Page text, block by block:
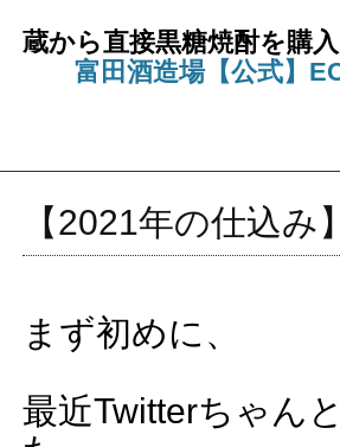
蔵から直接黒糖焼酎を購
富田酒造場【公式】
【2021年の仕込
まず初めに、
最近Twitterちゃん